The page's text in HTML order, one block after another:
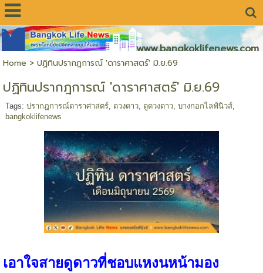
www.bangkoklifenews.com
Home > ปฏิทินปรากฎการณ์ 'ดาราศาสตร์' มิ.ย.69
ปฏิทินปรากฎการณ์ 'ดาราศาสตร์' มิ.ย.69
Tags: ปรากฎการณ์ดาราศาสตร์, ดวงดาว, ดูดวงดาว, บางกอกไลฟ์นิวส์,
bangkoklifenews
เอาใจสายดูดาวที่ชอบแหงนหน้ามอง